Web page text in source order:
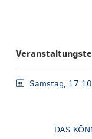
Samstag,
DAS